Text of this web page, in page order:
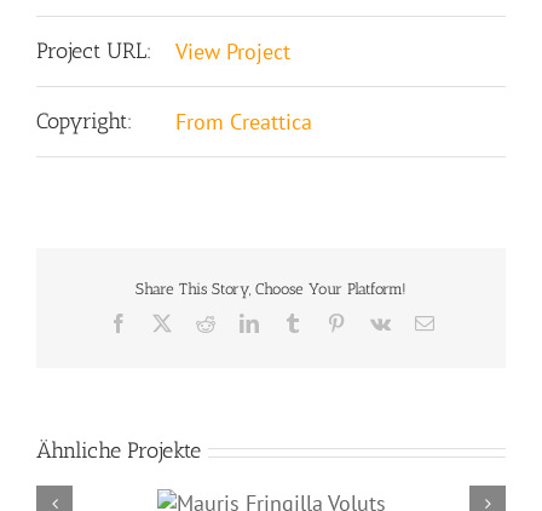
Project URL: View Project
Copyright: From Creattica
Share This Story, Choose Your Platform!
Facebook RedditLinkedInTumblr Pinterest
Vk
E-
Ähnliche Projekte